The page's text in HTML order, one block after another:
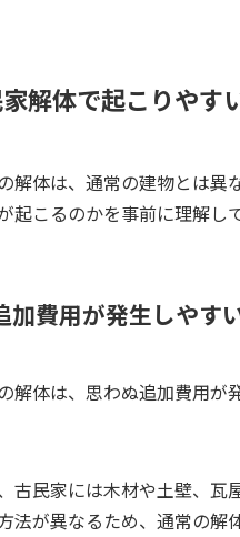
解体で起こりやす
解体は、通常の建物とは異
起こるのかを事前に理解し
加費用が発生しやす
解体は、思わぬ追加費用が
古民家には木材や土壁、瓦
法が異なるため、通常の解